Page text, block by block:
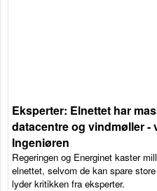
Eksperter: Elnettet har
datacentre og vindmøller -
Ingeniøren
Regeringen og Energinet kaster
elnettet, selvom de kan spare
lyder kritikken fra eksperter.